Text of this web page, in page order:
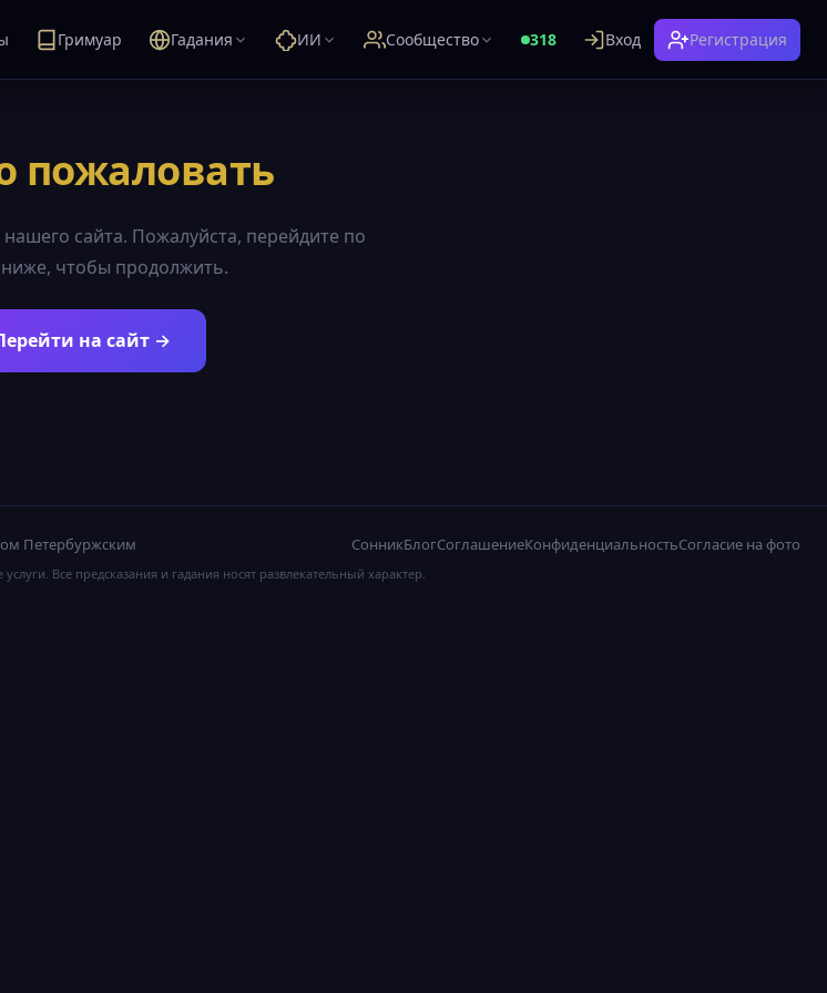
Гримуар Гадания ИИ Сообщество 318 Вход Регистрация
пожаловать
сайта. Пожалуйста, перейдите по
ниже, чтобы продолжить.
на сайт →
Петербуржским СонникБлогСоглашениеКонфиденциальностьСогласие на фото
Все предсказания и гадания носят развлекательный характер.